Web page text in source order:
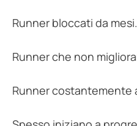
Runner bloccati da mesi.
Runner che non
Runner costantemente